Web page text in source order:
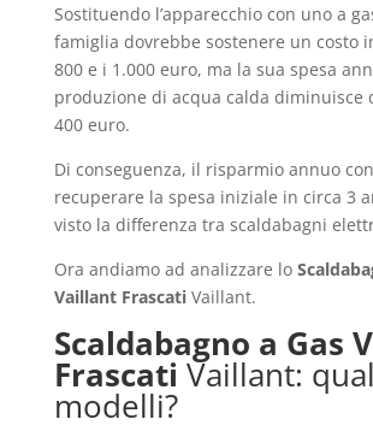
Sostituendo l’apparecchio con uno a
famiglia dovrebbe sostenere un costo
800 e i 1.000 euro, ma la sua spesa
produzione di acqua calda diminuisce
400 euro.
Di conseguenza, il risparmio annuo
recuperare la spesa iniziale in circa 3
visto la differenza tra scaldabagni
Ora andiamo ad analizzare lo
Vaillant FrascatiVaillant.
Scaldabagno a Gas
Frascati Vaillant:
modelli?